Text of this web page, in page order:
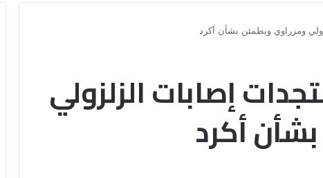
ومزراوي ويطمئن بشأن أكرد
إصابات الزلزولي
أكرد